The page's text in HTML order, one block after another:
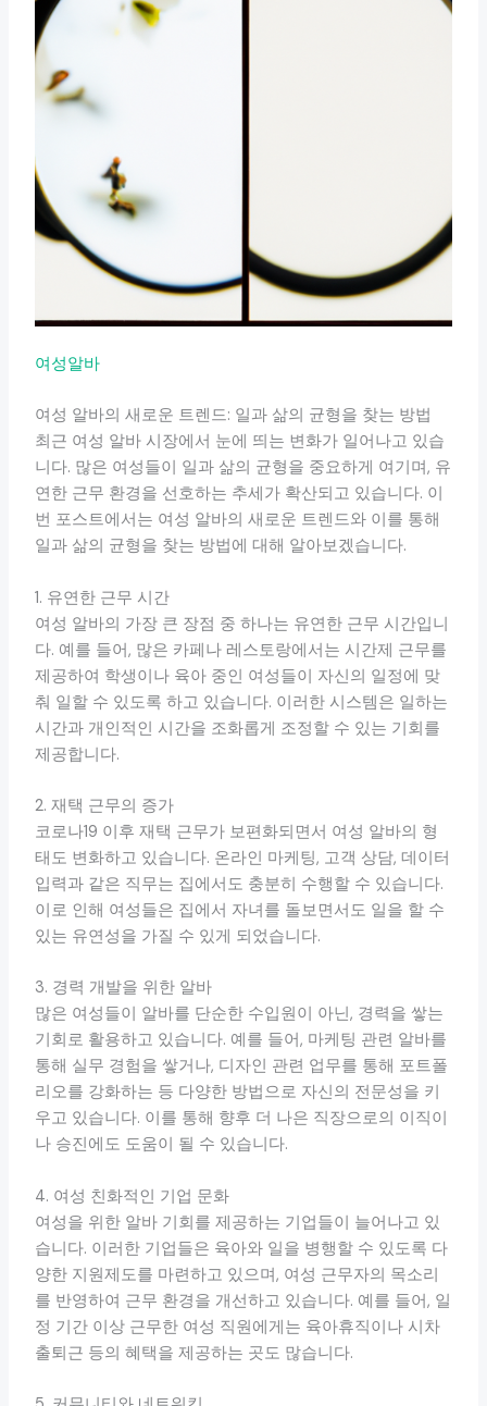
여성알바
여성 알바의 새로운 트렌드: 일과 삶의 균형을 찾는 방법
최근 여성 알바 시장에서 눈에 띄는 변화가 일어나고 있습
니다. 많은 여성들이 일과 삶의 균형을 중요하게 여기며, 유
연한 근무 환경을 선호하는 추세가 확산되고 있습니다. 이
번 포스트에서는 여성 알바의 새로운 트렌드와 이를 통해
일과 삶의 균형을 찾는 방법에 대해 알아보겠습니다.
1. 유연한 근무 시간
여성 알바의 가장 큰 장점 중 하나는 유연한 근무 시간입니
다. 예를 들어, 많은 카페나 레스토랑에서는 시간제 근무를
제공하여 학생이나 육아 중인 여성들이 자신의 일정에 맞
춰 일할 수 있도록 하고 있습니다. 이러한 시스템은 일하는
시간과 개인적인 시간을 조화롭게 조정할 수 있는 기회를
제공합니다.
2. 재택 근무의 증가
코로나19 이후 재택 근무가 보편화되면서 여성 알바의 형
태도 변화하고 있습니다. 온라인 마케팅, 고객 상담, 데이터
입력과 같은 직무는 집에서도 충분히 수행할 수 있습니다.
이로 인해 여성들은 집에서 자녀를 돌보면서도 일을 할 수
있는 유연성을 가질 수 있게 되었습니다.
3. 경력 개발을 위한 알바
많은 여성들이 알바를 단순한 수입원이 아닌, 경력을 쌓는
기회로 활용하고 있습니다. 예를 들어, 마케팅 관련 알바를
통해 실무 경험을 쌓거나, 디자인 관련 업무를 통해 포트폴
리오를 강화하는 등 다양한 방법으로 자신의 전문성을 키
우고 있습니다. 이를 통해 향후 더 나은 직장으로의 이직이
나 승진에도 도움이 될 수 있습니다.
4. 여성 친화적인 기업 문화
여성을 위한 알바 기회를 제공하는 기업들이 늘어나고 있
습니다. 이러한 기업들은 육아와 일을 병행할 수 있도록 다
양한 지원제도를 마련하고 있으며, 여성 근무자의 목소리
를 반영하여 근무 환경을 개선하고 있습니다. 예를 들어, 일
정 기간 이상 근무한 여성 직원에게는 육아휴직이나 시차
출퇴근 등의 혜택을 제공하는 곳도 많습니다.